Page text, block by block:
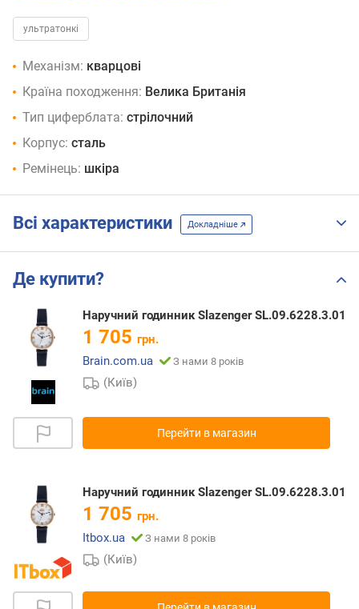
ультратонкі
Механізм: кварцові
Країна походження: Велика Британія
Тип циферблата: стрілочний
Корпус: сталь
Ремінець: шкіра
Всі характеристики Докладніше
Де купити?
Наручний годинник Slazenger SL.09.6228.3.01
1 705 грн.
Brain.com.ua
З нами 8 років
(Київ)
Перейти в магазин
Наручний годинник Slazenger SL.09.6228.3.01
1 705 грн.
Itbox.ua
З нами 8 років
(Київ)